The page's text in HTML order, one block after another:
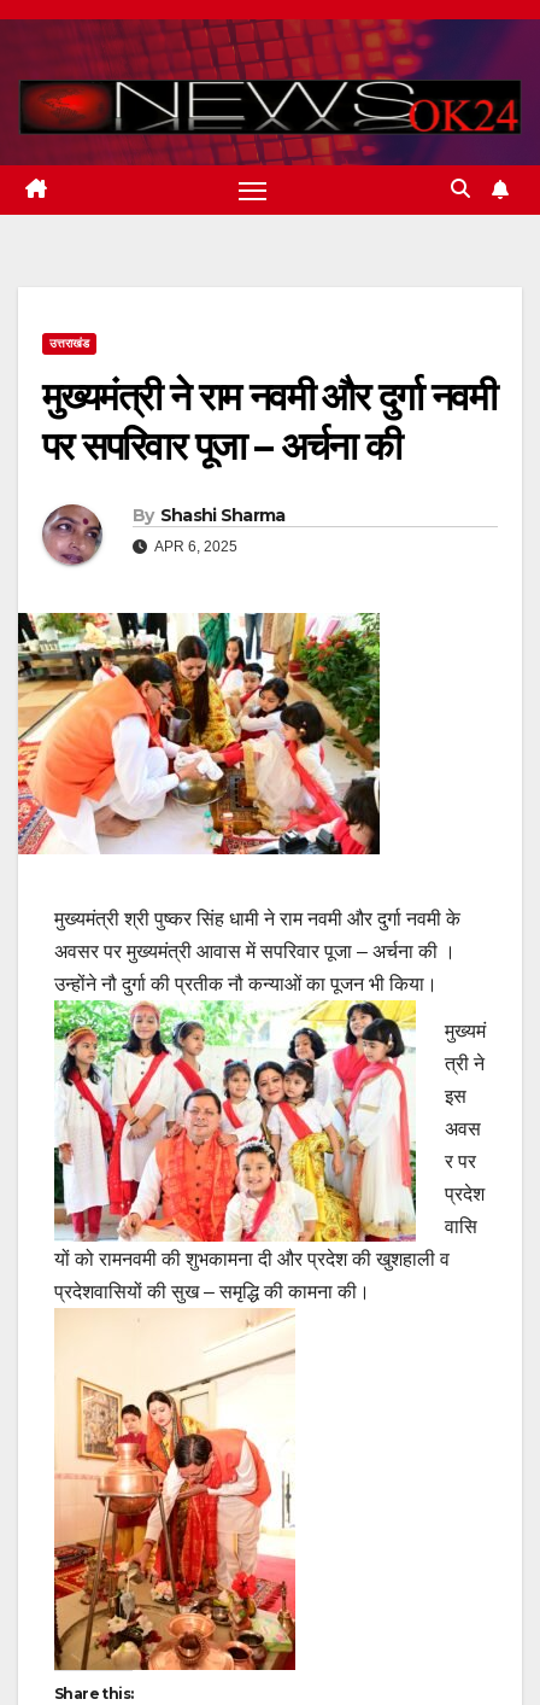
Skip
content
उत्तराखंड
मुख्यमंत्री ने राम नवमी और दुर्गा नवमी
पर सपरिवार पूजा – अर्चना की
By Shashi Sharma
APR 6, 2025
मुख्यमंत्री श्री पुष्कर सिंह धामी ने राम नवमी और दुर्गा नवमी के
अवसर पर मुख्यमंत्री आवास में सपरिवार पूजा – अर्चना की ।
उन्होंने नौ दुर्गा की प्रतीक नौ कन्याओं का पूजन भी किया।
मुख्यमं
त्री ने
इस
अवस
र पर
प्रदेश
वासि
यों को रामनवमी की शुभकामना दी और प्रदेश की खुशहाली व
प्रदेशवासियों की सुख – समृद्धि की कामना की।
Continue
Reading
Post
navigation
Share this: